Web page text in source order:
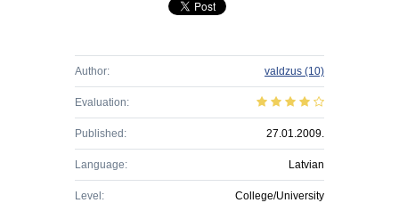
Author: valdzus (10)
Evaluation:
Published: 27.01.2009.
Language: Latvian
Level: College/University